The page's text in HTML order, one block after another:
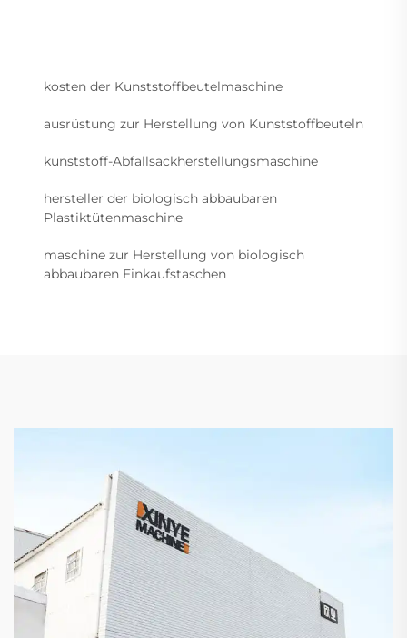
kosten der Kunststoffbeutelmaschine
ausrüstung zur Herstellung von Kunststoffbeuteln
kunststoff-Abfallsackherstellungsmaschine
hersteller der biologisch abbaubaren
Plastiktütenmaschine
maschine zur Herstellung von biologisch
abbaubaren Einkaufstaschen